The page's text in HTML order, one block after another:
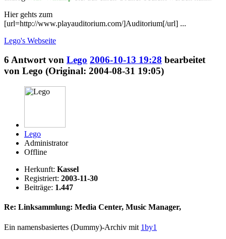
Hier gehts zum
[url=http://www.playauditorium.com/]Auditorium[/url] ...
Lego's Webseite
6 Antwort von Lego 2006-10-13 19:28 bearbeitet
von Lego (Original: 2004-08-31 19:05)
Lego
Administrator
Offline
Herkunft: Kassel
Registriert: 2003-11-30
Beiträge: 1.447
Re: Linksammlung: Media Center, Music Manager,
Ein namensbasiertes (Dummy)-Archiv mit 1by1